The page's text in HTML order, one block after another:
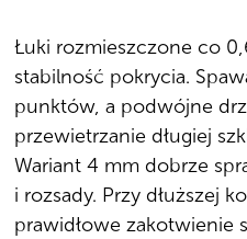
Łuki rozmieszczone co
stabilność pokrycia.
punktów, a podwójne
przewietrzanie długiej
Wariant 4 mm dobrze
i rozsady. Przy dłuższej
prawidłowe zakotwienie